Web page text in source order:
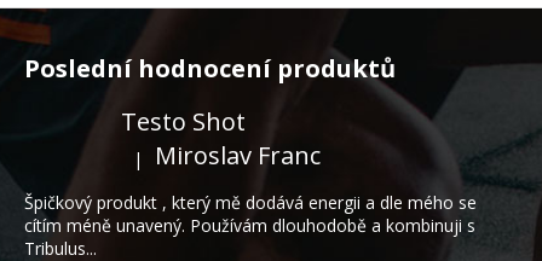
Z
á
í
Poslední hodnocení produktů
Testo Shot
Hodnocení produktu je 5 z 5 hvězdiček.
| Miroslav Franc
Špičkový produkt , který mě dodává energii a dle mého se
cítím méně unavený. Používám dlouhodobě a kombinuji s
Tribulus...